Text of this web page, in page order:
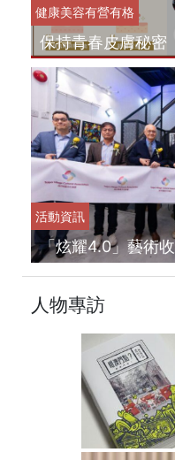
健康美容有營有格
保持青春皮膚秘密
活動資訊
「炫耀4.0」藝術
人物專訪